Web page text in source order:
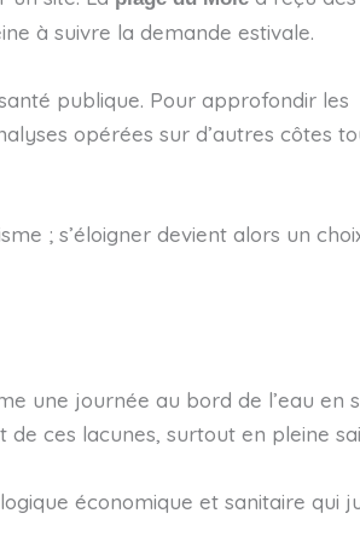
à suivre la demande estivale.
publique. Pour approfondir les
opérées sur d’autres côtes
; s’éloigner devient alors un
une journée au bord de l’eau en
ces lacunes, surtout en pleine
économique et sanitaire qui